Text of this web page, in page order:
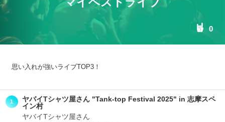
0
思い入れが強いライブTOP3！
1
ヤバイTシャツ屋さん "Tank-top Festival 2025" in 志摩スペ
イン村
ヤバイTシャツ屋さん